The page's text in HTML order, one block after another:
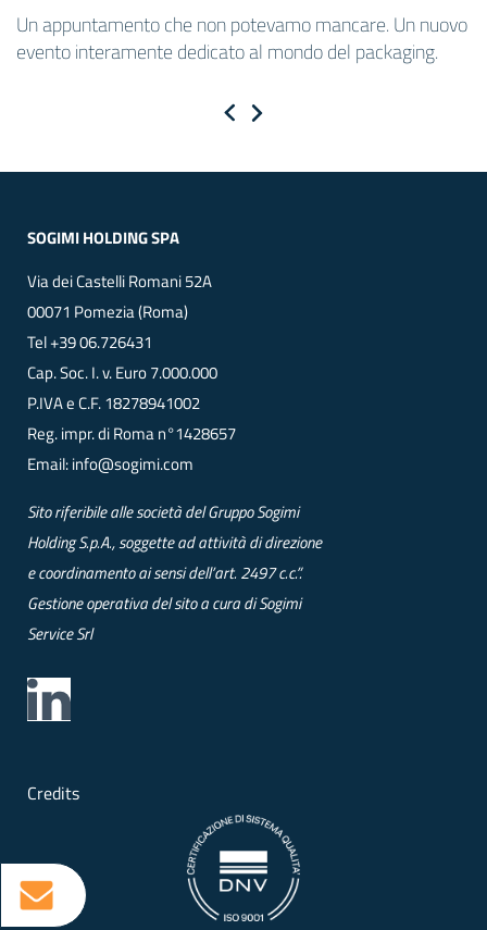
Un appuntamento che non potevamo mancare. Un nuovo
evento interamente dedicato al mondo del packaging.
Previous
Next
SOGIMI HOLDING SPA
Via dei Castelli Romani 52A
00071 Pomezia (Roma)
Tel+39 06.726431
Cap. Soc. I. v. Euro 7.000.000
P.IVA e C.F. 18278941002
Reg. impr. di Roma n°1428657
Email:info@sogimi.com
Sito riferibile alle società del Gruppo Sogimi
Holding S.p.A., soggette ad attività di direzione
e coordinamento ai sensi dell’art. 2497 c.c.”.
Gestione operativa del sito a cura di Sogimi
Service Srl
Credits